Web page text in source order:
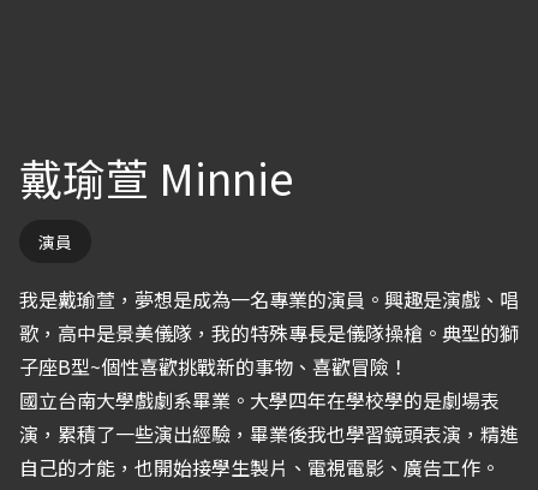
戴瑜萱 Minnie
演員
我是戴瑜萱，夢想是成為一名專業的演員。興趣是演戲、唱
歌，高中是景美儀隊，我的特殊專長是儀隊操槍。典型的獅
子座B型~個性喜歡挑戰新的事物、喜歡冒險！
國立台南大學戲劇系畢業。大學四年在學校學的是劇場表
演，累積了一些演出經驗，畢業後我也學習鏡頭表演，精進
自己的才能，也開始接學生製片、電視電影、廣告工作。